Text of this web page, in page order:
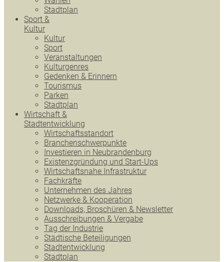
Stadtplan
Sport &
Kultur
Kultur
Sport
Veranstaltungen
Kulturgenres
Gedenken & Erinnern
Tourismus
Parken
Stadtplan
Wirtschaft &
Stadtentwicklung
Wirtschaftsstandort
Branchenschwerpunkte
Investieren in Neubrandenburg
Existenzgründung und Start-Ups
Wirtschaftsnahe Infrastruktur
Fachkräfte
Unternehmen des Jahres
Netzwerke & Kooperation
Downloads, Broschüren & Newsletter
Ausschreibungen & Vergabe
Tag der Industrie
Städtische Beteiligungen
Stadtentwicklung
Stadtplan